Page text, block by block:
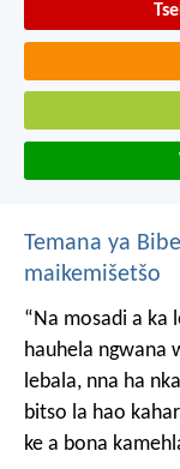
Temana ya
maikemišetšo
“Na mosadi a ka
hauhela ngwana
lebala, nna ha
bitso la hao
ke a bona